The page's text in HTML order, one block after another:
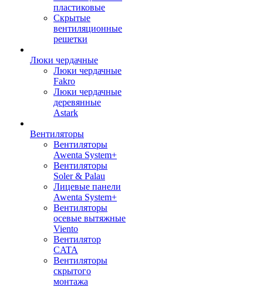
пластиковые
Скрытые
вентиляционные
решетки
Люки чердачные
Люки чердачные
Fakro
Люки чердачные
деревянные
Astark
Вентиляторы
Вентиляторы
Awenta System+
Вентиляторы
Soler & Palau
Лицевые панели
Awenta System+
Вентиляторы
осевые вытяжные
Viento
Вентилятор
CATA
Вентиляторы
скрытого
монтажа